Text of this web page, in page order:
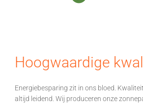
Hoogwaardige
Energiebesparing zit in ons bloed.
altijd leidend. Wij produceren onze